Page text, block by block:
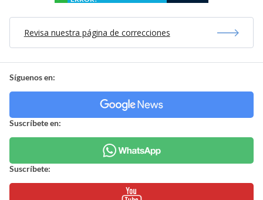
Revisa nuestra página de correcciones
Síguenos en:
Suscríbete en:
Suscríbete: